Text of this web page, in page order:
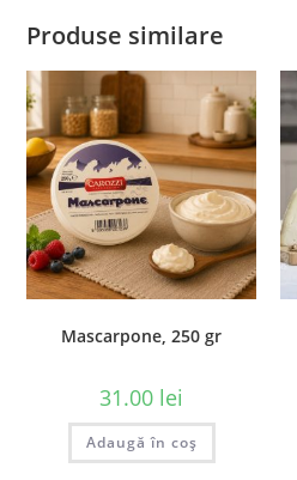
Produse similare
Mascarpone, 250 gr
31.00 lei
Adaugă în coș